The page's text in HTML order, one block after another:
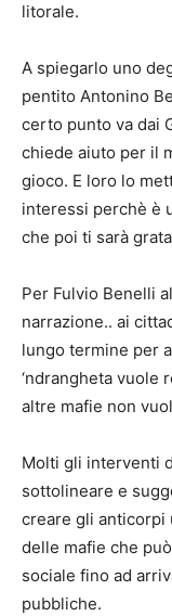
litorale.
A spiegarlo uno
pentito Antonino
certo punto va dai
chiede aiuto per il
gioco. E loro lo
interessi perchè è
che poi ti sarà
Per Fulvio Benelli
narrazione.. ai
lungo termine per
‘ndrangheta vuole
altre mafie non
Molti gli interventi
sottolineare e
creare gli anticorpi
delle mafie che
sociale fino ad
pubbliche.